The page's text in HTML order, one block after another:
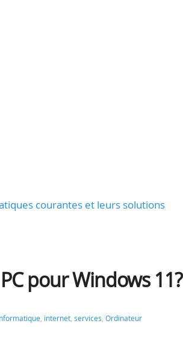
courantes et leurs solutions
pour Windows 11?
, internet, services, Ordinateur